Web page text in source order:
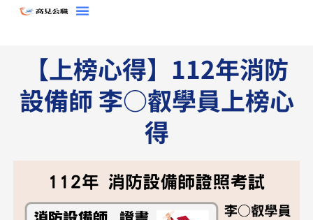
【上榜心得】112年消防
設備師 李○叡學員上榜心
得